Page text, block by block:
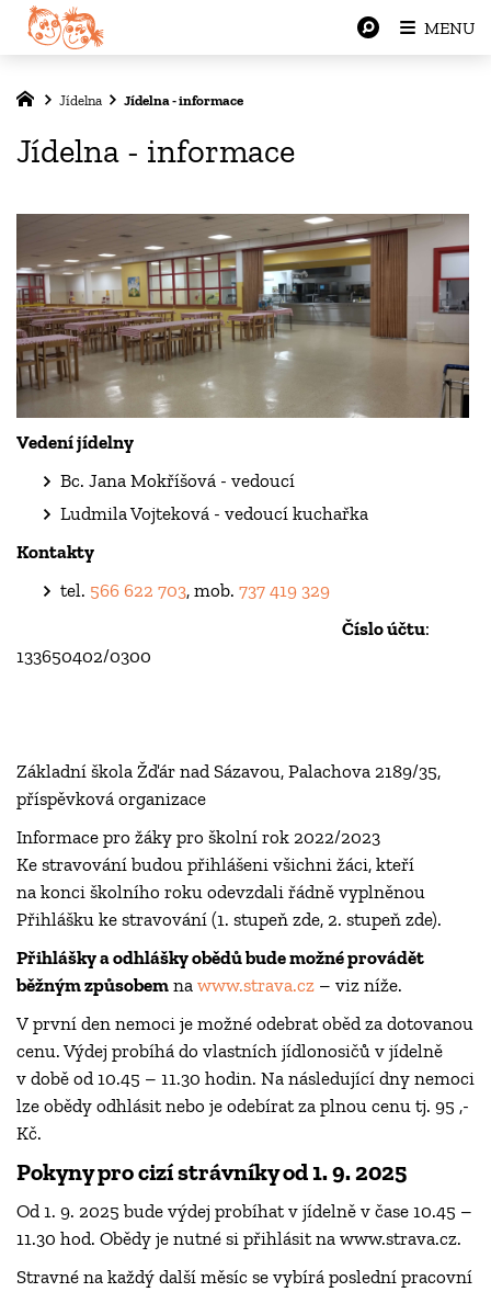
Jídelna Jídelna - informace
Jídelna - informace
Vedení jídelny
Bc. Jana Mokříšová - vedoucí
Ludmila Vojteková - vedoucí kuchařka
Kontakty
tel. 566 622 703, mob. 737 419 329
Číslo účtu:
133650402/0300
Základní škola Žďár nad Sázavou, Palachova 2189/35,
příspěvková organizace
Informace pro žáky pro školní rok 2022/2023
Ke stravování budou přihlášeni všichni žáci, kteří
na konci školního roku odevzdali řádně vyplněnou
Přihlášku ke stravování (1. stupeň zde, 2. stupeň zde).
Přihlášky a odhlášky obědů bude možné provádět
běžným způsobem na www.strava.cz – viz níže.
V první den nemoci je možné odebrat oběd za dotovanou
cenu. Výdej probíhá do vlastních jídlonosičů v jídelně
v době od 10.45 – 11.30 hodin. Na následující dny nemoci
lze obědy odhlásit nebo je odebírat za plnou cenu tj. 95 ,-
Kč.
Pokyny pro cizí strávníky od 1. 9. 2025
Od 1. 9. 2025 bude výdej probíhat v jídelně v čase 10.45 –
11.30 hod. Obědy je nutné si přihlásit na www.strava.cz.
Stravné na každý další měsíc se vybírá poslední pracovní
MENU